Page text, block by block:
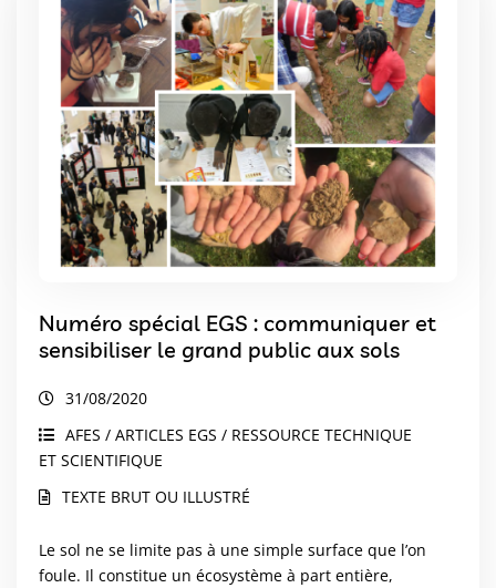
Numéro spécial EGS : communiquer et
sensibiliser le grand public aux sols
31/08/2020
AFES / ARTICLES EGS / RESSOURCE TECHNIQUE
ET SCIENTIFIQUE
TEXTE BRUT OU ILLUSTRÉ
Le sol ne se limite pas à une simple surface que l’on
foule. Il constitue un écosystème à part entière,